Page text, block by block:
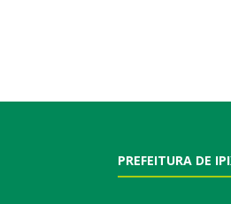
PREFEITURA DE